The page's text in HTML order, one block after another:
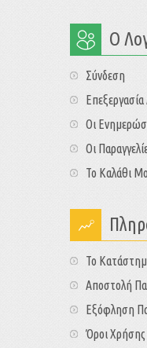
Ο
Σύνδεση
Οι
Οι
Το Καλάθι
Το
Αποστολή
Εξόφληση
Όροι Χρήσης